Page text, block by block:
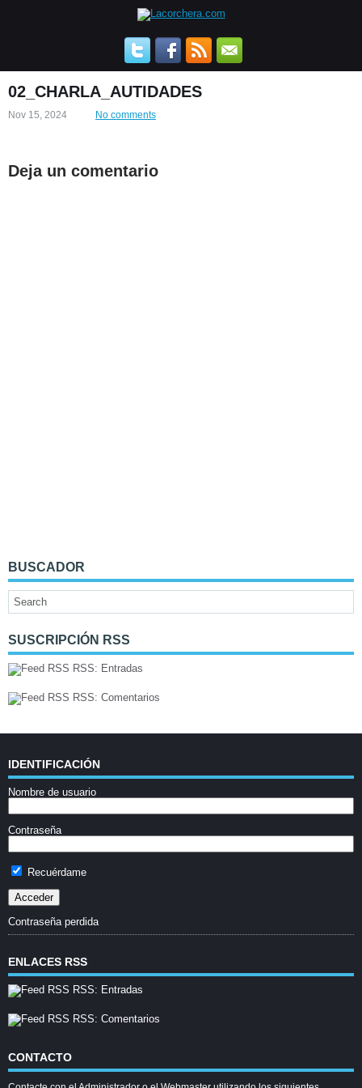
02_CHARLA_AUTIDADES
Nov 15, 2024 No comments
Deja un comentario
BUSCADOR
SUSCRIPCIÓN RSS
RSS: Entradas
RSS: Comentarios
IDENTIFICACIÓN
Nombre de usuario
Contraseña
Recuérdame
Contraseña perdida
ENLACES RSS
RSS: Entradas
RSS: Comentarios
CONTACTO